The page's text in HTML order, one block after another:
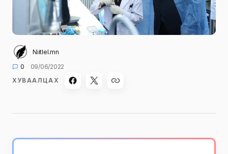
Niitlel.mn
0
09/06/2022
ХУВААЛЦАХ